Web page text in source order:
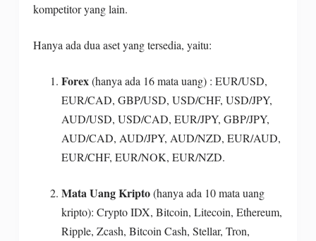
kompetitor yang lain.
Hanya ada dua aset yang tersedia, yaitu:
Forex(hanya ada 16 mata uang) : EUR/USD,
EUR/CAD, GBP/USD, USD/CHF, USD/JPY,
AUD/USD, USD/CAD, EUR/JPY, GBP/JPY,
AUD/CAD, AUD/JPY, AUD/NZD, EUR/AUD,
EUR/CHF, EUR/NOK, EUR/NZD.
Mata Uang Kripto(hanya ada 10 mata uang
kripto): Crypto IDX, Bitcoin, Litecoin, Ethereum,
Ripple, Zcash, Bitcoin Cash, Stellar, Tron,